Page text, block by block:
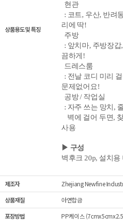
상품용도 및 특징
현관
: 코트, 우산, 반려
리에 딱!
주방
: 앞치마, 주방장
끔하게!
드레스룸
: 전날 코디 미리
문제없어요!
공방 / 작업실
: 자주 쓰는 망치,
벽에 걸어 두면,
사용
▶ 구성
벽후크 20p, 설치용
제조자
Zhejiang Newfine
상품재질
아연합금
포장방법
PP케이스